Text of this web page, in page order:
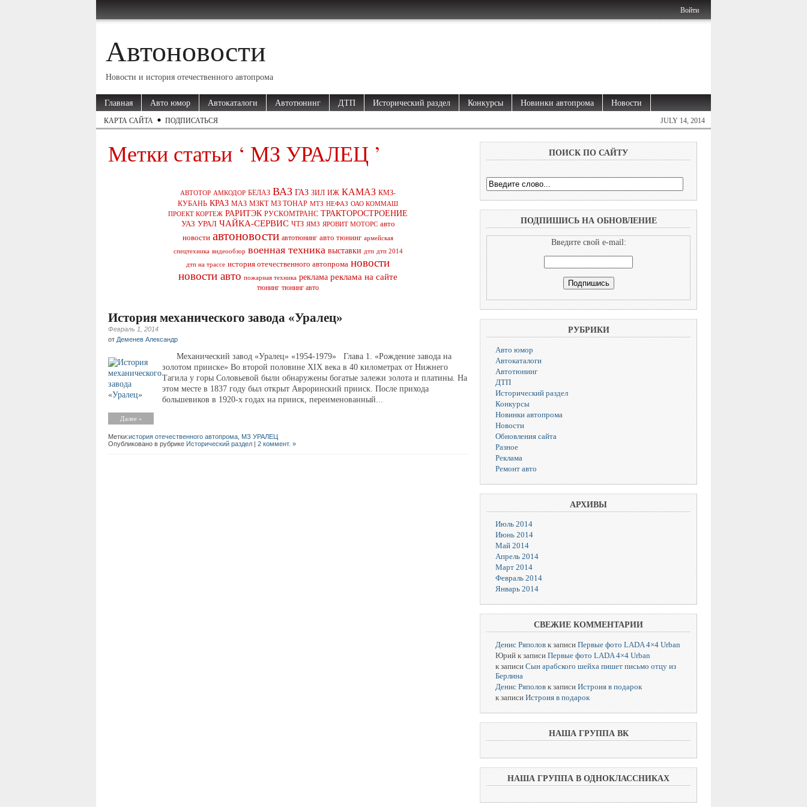
Войти
Автоновости
Новости и история отечественного автопрома
Главная Авто юмор Автокаталоги Автотюнинг ДТП Исторический раздел Конкурсы Новинки автопрома Новости
КАРТА САЙТА ПОДПИСАТЬСЯ JULY 14, 2014
Метки статьи ‘ МЗ УРАЛЕЦ ’
АВТОТОР АМКОДОР БЕЛАЗ ВАЗ ГАЗ ЗИЛ ИЖ КАМАЗ КМЗ-
КУБАНЬ КРАЗ МАЗ МЗКТ МЗ ТОНАР МТЗ НЕФАЗ ОАО КОММАШ
ПРОЕКТ КОРТЕЖ РАРИТЭК РУСКОМТРАНС ТРАКТОРОСТРОЕНИЕ
УАЗ УРАЛ ЧАЙКА-СЕРВИС ЧТЗ ЯМЗ ЯРОВИТ МОТОРС авто
новости автоновости автотюнинг авто тюнинг армейская
спецтехника видеообзор военная техника выставки дтп дтп 2014
дтп на трассе история отечественного автопрома новости
новости авто пожарная техника реклама реклама на сайте
тюнинг тюнинг авто
История механического завода «Уралец»
Февраль 1, 2014
от Деменев Александр
Механический завод «Уралец» «1954-1979» Глава 1. «Рождение завода на
золотом прииске» Во второй половине ХIХ века в 40 километрах от Нижнего
Тагила у горы Соловьевой были обнаружены богатые залежи золота и платины. На
этом месте в 1837 году был открыт Авроринский прииск. После прихода
большевиков в 1920-х годах на прииск, переименованный...
Далее »
Метки:история отечественного автопрома МЗ УРАЛЕЦ
Опубликовано в рубрике Исторический раздел | 2 коммент. »
ПОИСК ПО САЙТУ
ПОДПИШИСЬ НА ОБНОВЛЕНИЕ
Введите свой e-mail:
РУБРИКИ
Авто юмор
Автокаталоги
Автотюнинг
ДТП
Исторический раздел
Конкурсы
Новинки автопрома
Новости
Обновления сайта
Разное
Реклама
Ремонт авто
АРХИВЫ
Июль 2014
Июнь 2014
Май 2014
Апрель 2014
Март 2014
Февраль 2014
Январь 2014
СВЕЖИЕ КОММЕНТАРИИ
Денис Ряполов к записи Первые фото LADA 4×4 Urban
Юрий к записи Первые фото LADA 4×4 Urban
к записи Сын арабского шейха пишет письмо отцу из
Берлина
Денис Ряполов к записи Истроия в подарок
к записи Истроия в подарок
НАША ГРУППА ВК
НАША ГРУППА В ОДНОКЛАССНИКАХ